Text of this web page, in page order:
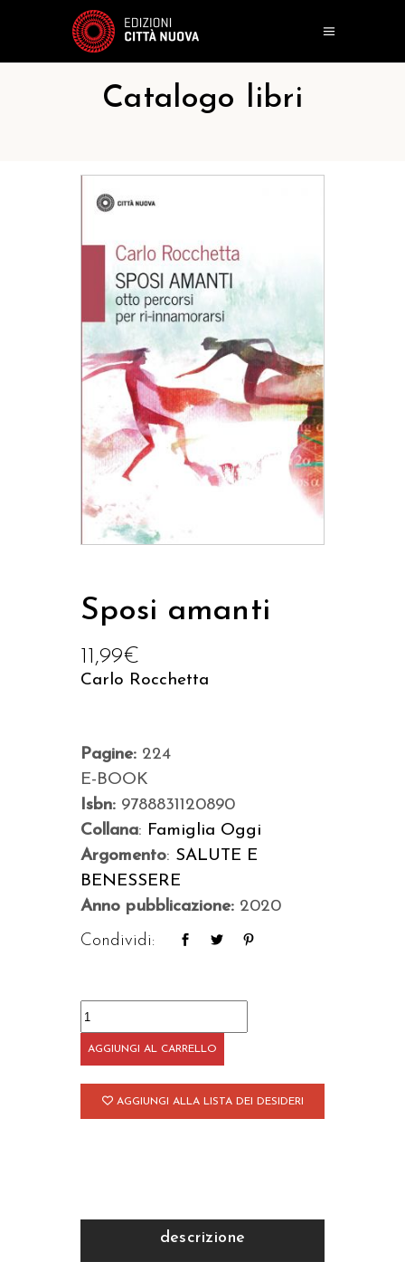
Catalogo libri
Sposi amanti
11,99€
Carlo Rocchetta
Pagine: 224
E-BOOK
Isbn: 9788831120890
Collana: Famiglia Oggi
Argomento: SALUTE E
BENESSERE
Anno pubblicazione: 2020
Condividi:
Sposi
amanti
quantità
AGGIUNGI AL CARRELLO
AGGIUNGI ALLA LISTA DEI DESIDERI
descrizione